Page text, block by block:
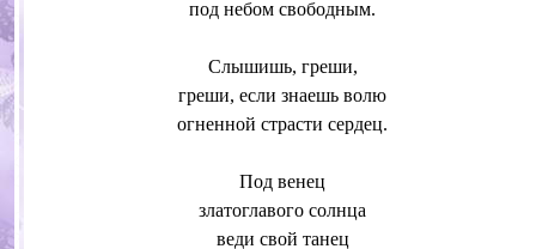
под небом свободным.
Слышишь, греши,
греши, если знаешь волю
огненной страсти сердец.
Под венец
златоглавого солнца
веди свой танец